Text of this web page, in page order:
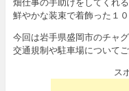
鮮やかな装束で着飾った１
今回は岩手県盛岡市のチャ
交通規制や駐車場についてご
ス